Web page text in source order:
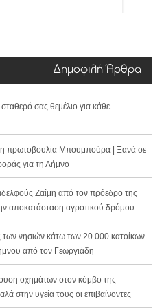
Δημοφιλή Άρθρα
σας θεμέλιο για κάθε
η πρωτοβουλία Μπουμπούρα | Ξανά σε
για τη Λήμνο
Ζαΐμη από τον πρόεδρο της
αποκατάσταση αγροτικού δρόμου
των νησιών κάτω των 20.000 κατοίκων
από τον Γεωργιάδη
οχημάτων στον κόμβο της
στην υγεία τους οι επιβαίνοντες